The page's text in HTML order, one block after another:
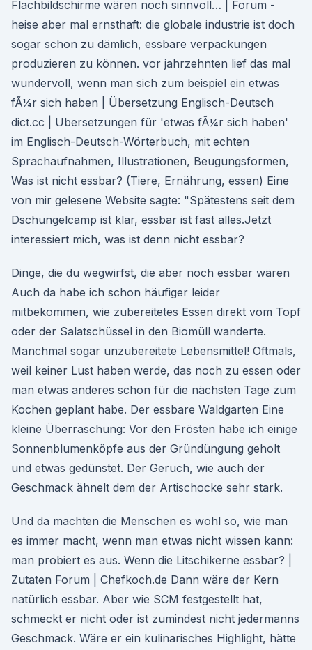
Flachbildschirme wären noch sinnvoll… | Forum -
heise aber mal ernsthaft: die globale industrie ist doch
sogar schon zu dämlich, essbare verpackungen
produzieren zu können. vor jahrzehnten lief das mal
wundervoll, wenn man sich zum beispiel ein etwas
fÃ¼r sich haben | Übersetzung Englisch-Deutsch
dict.cc | Übersetzungen für 'etwas fÃ¼r sich haben'
im Englisch-Deutsch-Wörterbuch, mit echten
Sprachaufnahmen, Illustrationen, Beugungsformen,
Was ist nicht essbar? (Tiere, Ernährung, essen) Eine
von mir gelesene Website sagte: "Spätestens seit dem
Dschungelcamp ist klar, essbar ist fast alles.Jetzt
interessiert mich, was ist denn nicht essbar?
Dinge, die du wegwirfst, die aber noch essbar wären
Auch da habe ich schon häufiger leider
mitbekommen, wie zubereitetes Essen direkt vom Topf
oder der Salatschüssel in den Biomüll wanderte.
Manchmal sogar unzubereitete Lebensmittel! Oftmals,
weil keiner Lust haben werde, das noch zu essen oder
man etwas anderes schon für die nächsten Tage zum
Kochen geplant habe. Der essbare Waldgarten Eine
kleine Überraschung: Vor den Frösten habe ich einige
Sonnenblumenköpfe aus der Gründüngung geholt
und etwas gedünstet. Der Geruch, wie auch der
Geschmack ähnelt dem der Artischocke sehr stark.
Und da machten die Menschen es wohl so, wie man
es immer macht, wenn man etwas nicht wissen kann:
man probiert es aus. Wenn die Litschikerne essbar? |
Zutaten Forum | Chefkoch.de Dann wäre der Kern
natürlich essbar. Aber wie SCM festgestellt hat,
schmeckt er nicht oder ist zumindest nicht jedermanns
Geschmack. Wäre er ein kulinarisches Highlight, hätte